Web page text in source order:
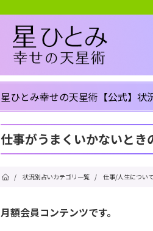
星ひとみ幸せの天星術【公式】状
仕事がうまくいかないとき
/ 状況別占いカテゴリ一覧 / 仕事/人生につい
月額会員コンテンツです。